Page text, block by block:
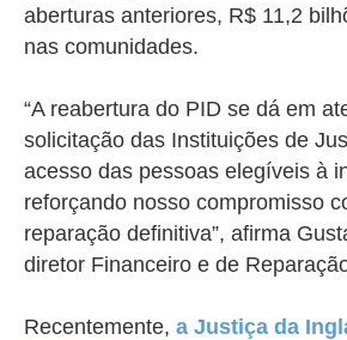
aberturas anteriores, R$ 11,2
nas comunidades.
“A reabertura do PID se dá em
solicitação das Instituições de
acesso das pessoas elegíveis à
reforçando nosso compromisso
reparação definitiva”, afirma
diretor Financeiro e de
Recentemente, a Justiça da